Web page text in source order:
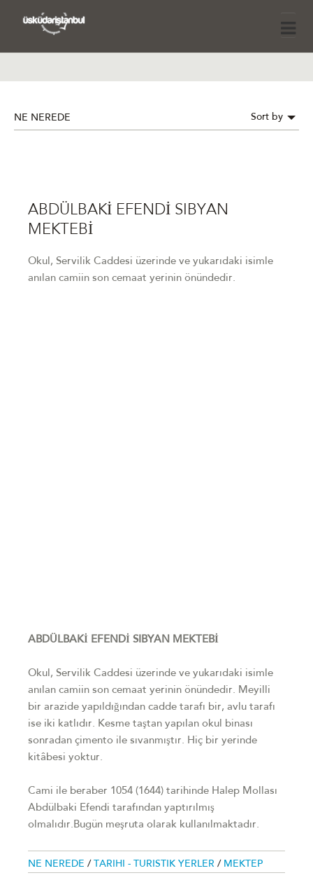
NE NEREDE Sort by
ABDÜLBAKİ EFENDİ SIBYAN
MEKTEBİ
Okul, Servilik Caddesi üzerinde ve yukarıdaki isimle
anılan camiin son cemaat yerinin önündedir.
ABDÜLBAKİ EFENDİ SIBYAN MEKTEBİ
Okul, Servilik Caddesi üzerinde ve yukarıdaki isimle
anılan camiin son cemaat yerinin önündedir. Meyilli
bir arazide yapıldığından cadde tarafı bir, avlu tarafı
ise iki katlıdır. Kesme taştan yapılan okul binası
sonradan çimento ile sıvanmıştır. Hiç bir yerinde
kitâbesi yoktur.
Cami ile beraber 1054 (1644) tarihinde Halep Mollası
Abdülbaki Efendi tarafından yaptırılmış
olmalıdır.Bugün meşruta olarak kullanılmaktadır.
NE NEREDE / TARIHI - TURISTIK YERLER / MEKTEP